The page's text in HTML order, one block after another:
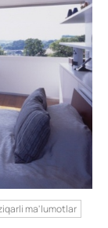
ma'lumotlar